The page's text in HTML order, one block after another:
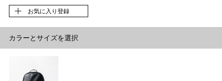
お気に入り登録
カラーとサイズを選択